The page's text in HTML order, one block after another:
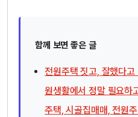
함께 보면 좋은 글
전원주택 짓고, 잘했다
원생활에서 정말 필요하
주택, 시골집매매, 전원